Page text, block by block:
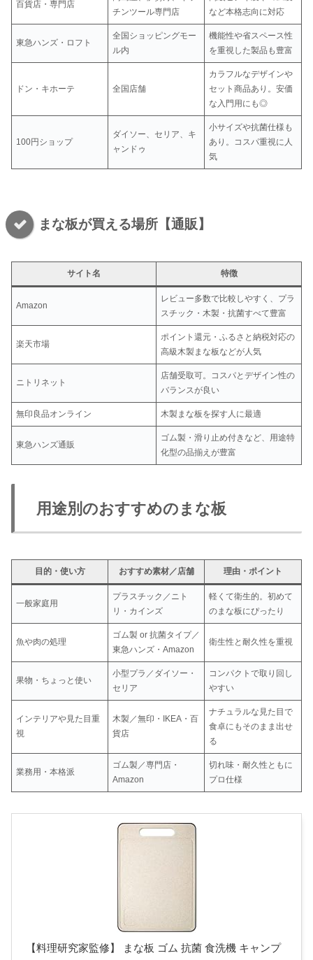
百貨店・専門店
チンツール専門店
など本格志向に対応
東急ハンズ・ロフト
全国ショッピングモー
ル内
機能性や省スペース性
を重視した製品も豊富
ドン・キホーテ 全国店舗
カラフルなデザインや
セット商品あり。安価
な入門用にも◎
100円ショップ
ダイソー、セリア、キ
ャンドゥ
小サイズや抗菌仕様も
あり。コスパ重視に人
気
まな板が買える場所【通販】
サイト名 特徴
Amazon
レビュー多数で比較しやすく、プラ
スチック・木製・抗菌すべて豊富
楽天市場
ポイント還元・ふるさと納税対応の
高級木製まな板などが人気
ニトリネット
店舗受取可。コスパとデザイン性の
バランスが良い
無印良品オンライン 木製まな板を探す人に最適
東急ハンズ通販
ゴム製・滑り止め付きなど、用途特
化型の品揃えが豊富
用途別のおすすめのまな板
目的・使い方 おすすめ素材／店舗 理由・ポイント
一般家庭用
プラスチック／ニト
リ・カインズ
軽くて衛生的。初めて
のまな板にぴったり
魚や肉の処理
ゴム製 or 抗菌タイプ／
東急ハンズ・Amazon
衛生性と耐久性を重視
果物・ちょっと使い
小型プラ／ダイソー・
セリア
コンパクトで取り回し
やすい
インテリアや見た目重
視
木製／無印・IKEA・百
貨店
ナチュラルな見た目で
食卓にもそのまま出せ
る
業務用・本格派
ゴム製／専門店・
Amazon
切れ味・耐久性ともに
プロ仕様
【料理研究家監修】 まな板 ゴム 抗菌 食洗機 キャンプ